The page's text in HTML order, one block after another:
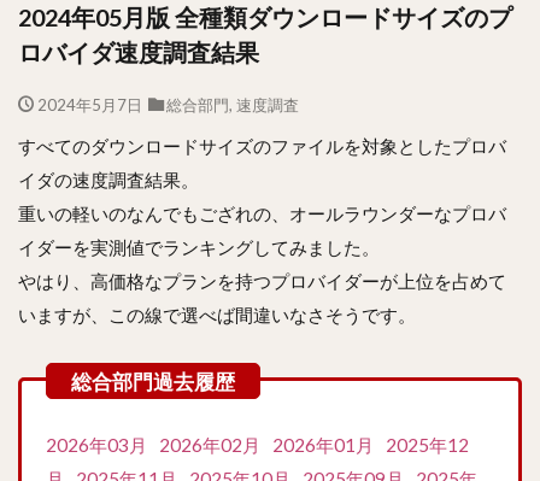
2024年05月版 全種類ダウンロードサイズのプ
ロバイダ速度調査結果
2024年5月7日 総合部門, 速度調査
すべてのダウンロードサイズのファイルを対象としたプロバ
イダの速度調査結果。
重いの軽いのなんでもござれの、オールラウンダーなプロバ
イダーを実測値でランキングしてみました。
やはり、高価格なプランを持つプロバイダーが上位を占めて
いますが、この線で選べば間違いなさそうです。
2026年03月 2026年02月 2026年01月
2025年12